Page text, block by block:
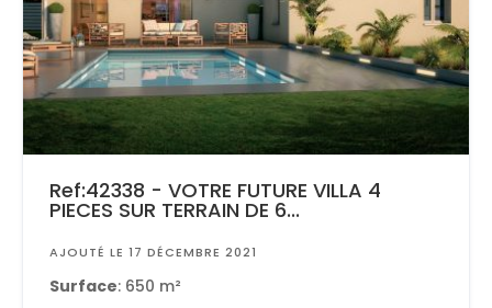
Ref:42338 - VOTRE FUTURE VILLA 4
PIECES SUR TERRAIN DE 6...
AJOUTÉ LE 17 DÉCEMBRE 2021
Surface: 650 m²